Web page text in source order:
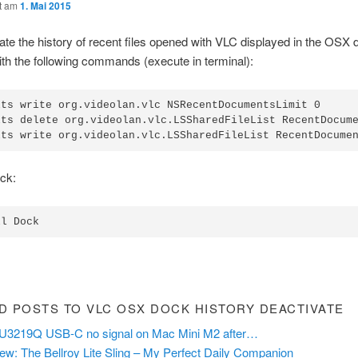
am 1. Mai 2015
the history of recent files opened with VLC displayed in the OSX
the following commands (execute in terminal):
write org.videolan.vlc NSRecentDocumentsLimit 0
delete org.videolan.vlc.LSSharedFileList
POSTS TO VLC OSX DOCK HISTORY DEACTIVATE
USB-C no signal on Mac Mini M2 after…
The Bellroy Lite Sling – My Perfect Daily Companion